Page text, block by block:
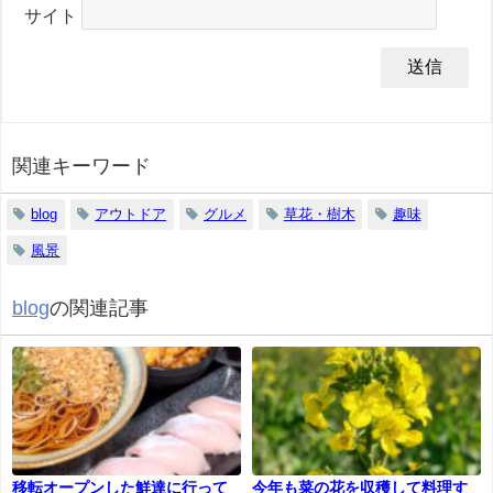
サイト
関連キーワード
blog アウトドア グルメ 草花・樹木 趣味
風景
blogの関連記事
移転オープンした鮮達に行って 今年も菜の花を収穫して料理す